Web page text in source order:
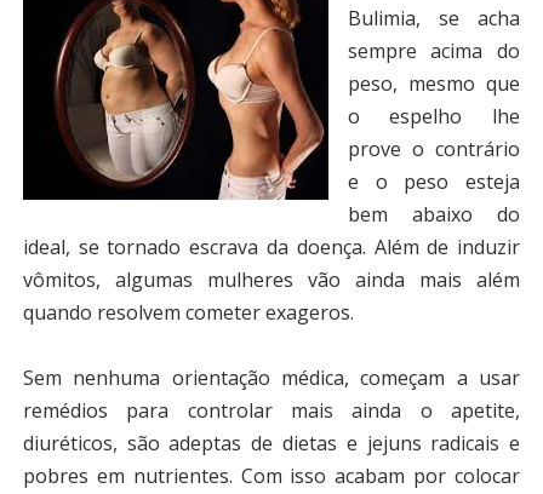
Bulimia, se acha
sempre acima do
peso, mesmo que
o espelho lhe
prove o contrário
e o peso esteja
bem abaixo do
ideal, se tornado escrava da doença. Além de induzir
vômitos, algumas mulheres vão ainda mais além
quando resolvem cometer exageros.
Sem nenhuma orientação médica, começam a usar
remédios para controlar mais ainda o apetite,
diuréticos, são adeptas de dietas e jejuns radicais e
pobres em nutrientes. Com isso acabam por colocar